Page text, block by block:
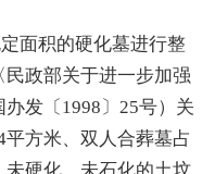
面积的硬化墓进行整
政部关于进一步加强
发〔1998〕25号）关
方米、双人合葬墓占